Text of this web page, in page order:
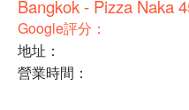
Bangkok - Pizza Naka
Google評分：
地址：
營業時間：